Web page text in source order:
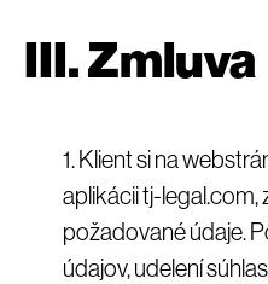
III. Zmluva
Klient si na
aplikácii tj-legal.com,
požadované údaje.
údajov, udelení